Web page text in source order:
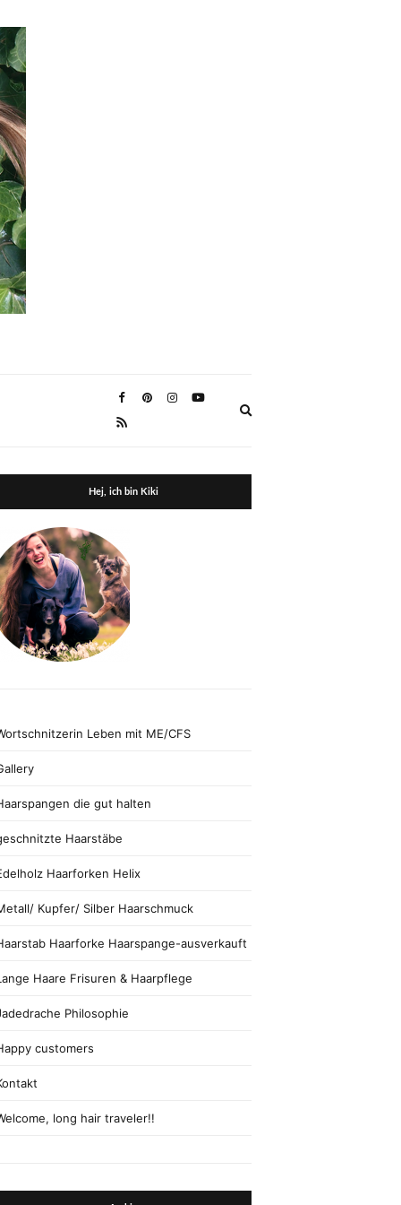
Hej, ich bin Kiki
Leben mit ME/CFS
die gut halten
Haarstäbe
Haarforken Helix
Kupfer/ Silber Haarschmuck
Haarforke Haarspange-ausverkauft
Haare Frisuren & Haarpflege
Philosophie
customers
long hair traveler!!